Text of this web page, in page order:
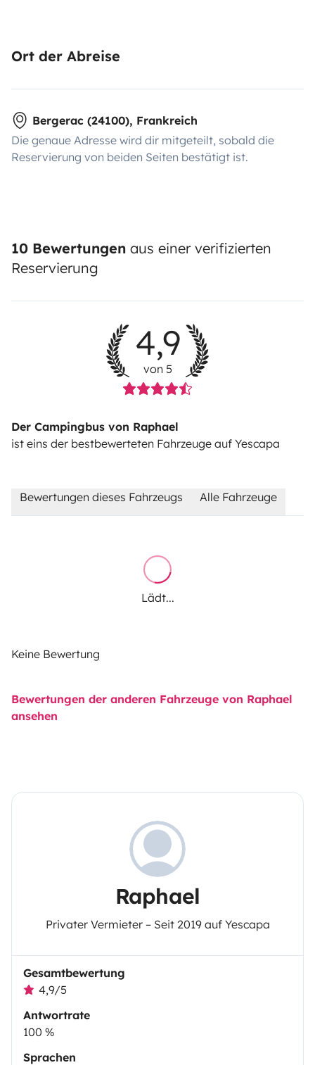
Ort der Abreise
Bergerac (24100), Frankreich
Die genaue Adresse wird dir mitgeteilt, sobald die
Reservierung von beiden Seiten bestätigt ist.
10 Bewertungen aus einer verifizierten
Reservierung
4,9
von 5
Der Campingbus von Raphael
ist eins der bestbewerteten Fahrzeuge auf Yescapa
Bewertungen dieses Fahrzeugs Alle Fahrzeuge
Lädt...
Keine Bewertung
Bewertungen der anderen Fahrzeuge von Raphael
ansehen
Raphael
Privater Vermieter – Seit 2019 auf Yescapa
Gesamtbewertung
4,9/5
Antwortrate
100 %
Sprachen